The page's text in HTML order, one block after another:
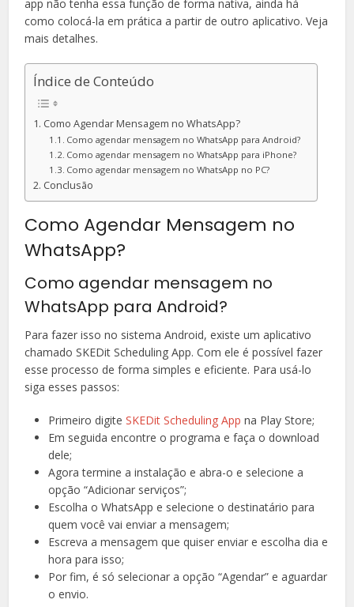
app não tenha essa função de forma nativa, ainda há
como colocá-la em prática a partir de outro aplicativo. Veja
mais detalhes.
Índice de Conteúdo
Como Agendar Mensagem no WhatsApp?
Como agendar mensagem no WhatsApp para Android?
Como agendar mensagem no WhatsApp para iPhone?
Como agendar mensagem no WhatsApp no PC?
Conclusão
Como Agendar Mensagem no
WhatsApp?
Como agendar mensagem no
WhatsApp para Android?
Para fazer isso no sistema Android, existe um aplicativo
chamado SKEDit Scheduling App. Com ele é possível fazer
esse processo de forma simples e eficiente. Para usá-lo
siga esses passos:
Primeiro digiteSKEDit Scheduling App na Play Store;
Em seguida encontre o programa e faça o download
dele;
Agora termine a instalação e abra-o e selecione a
opção “Adicionar serviços”;
Escolha o WhatsApp e selecione o destinatário para
quem você vai enviar a mensagem;
Escreva a mensagem que quiser enviar e escolha dia e
hora para isso;
Por fim, é só selecionar a opção “Agendar” e aguardar
o envio.